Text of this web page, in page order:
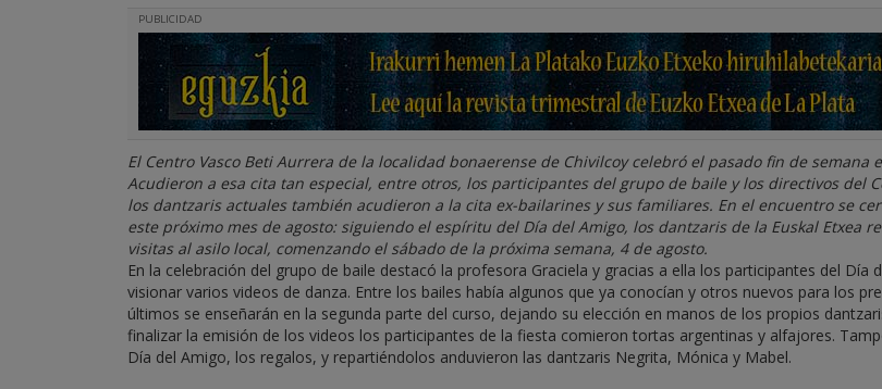
PUBLICIDAD
El Centro Vasco Beti Aurrera de la localidad bonaerense de Chivilcoy celebró el pasado fin de semana
Acudieron a esa cita tan especial, entre otros, los participantes del grupo de baile y los directivos del
los dantzaris actuales también acudieron a la cita ex-bailarines y sus familiares. En el encuentro se
este próximo mes de agosto: siguiendo el espíritu del Día del Amigo, los dantzaris de la Euskal Etxea
visitas al asilo local, comenzando el sábado de la próxima semana, 4 de agosto.
En la celebración del grupo de baile destacó la profesora Graciela y gracias a ella los participantes del Día
visionar varios videos de danza. Entre los bailes había algunos que ya conocían y otros nuevos para los
últimos se enseñarán en la segunda parte del curso, dejando su elección en manos de los propios
finalizar la emisión de los videos los participantes de la fiesta comieron tortas argentinas y alfajores.
Día del Amigo, los regalos, y repartiéndolos anduvieron las dantzaris Negrita, Mónica y Mabel.